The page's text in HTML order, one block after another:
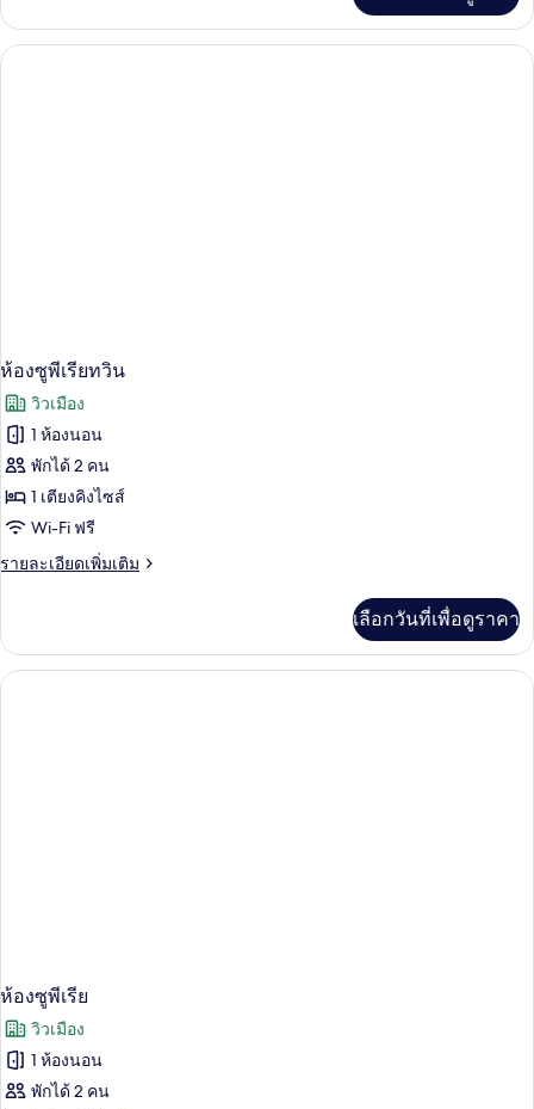
เกี่ยว
กับ
Deluxe
ห้องซูพีเรียทวิน
วิวเมือง
1 ห้องนอน
พักได้ 2 คน
1 เตียงคิงไซส์
Wi-Fi ฟรี
รายละเอียดเพิ่มเติม
ราย
เกี่ยว
กับ
ห้อง
เลือกวันที่เพื่อดูราคา
ห้องซูพีเรีย
วิวเมือง
1 ห้องนอน
พักได้ 2 คน